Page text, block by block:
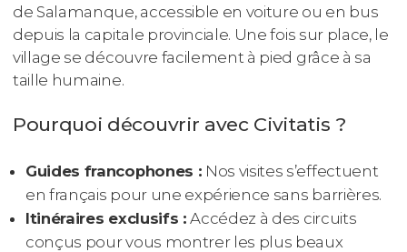
de Salamanque, accessible en voiture ou en bus
depuis la capitale provinciale. Une fois sur place, le
village se découvre facilement à pied grâce à sa
taille humaine.
Pourquoi découvrir avec Civitatis ?
Guides francophones : Nos visites s’effectuent
en français pour une expérience sans barrières.
Itinéraires exclusifs : Accédez à des circuits
conçus pour vous montrer les plus beaux